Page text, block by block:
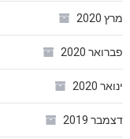
מרץ 2020
פברואר 2020
ינואר 2020
דצמבר 2019